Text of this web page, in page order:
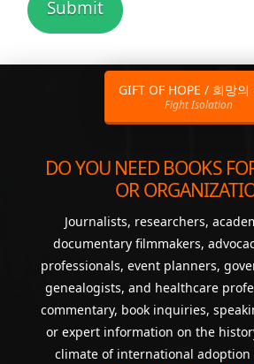
GIFT OF HOPE / 희망의
Fight Isolation
DO YOU NEED BOOKS
OR
Journalists, researchers,
documentary filmmakers,
professionals, event planners,
genealogists, and healthcare
commentary, book inquiries,
or expert information on the
climate of international adoption